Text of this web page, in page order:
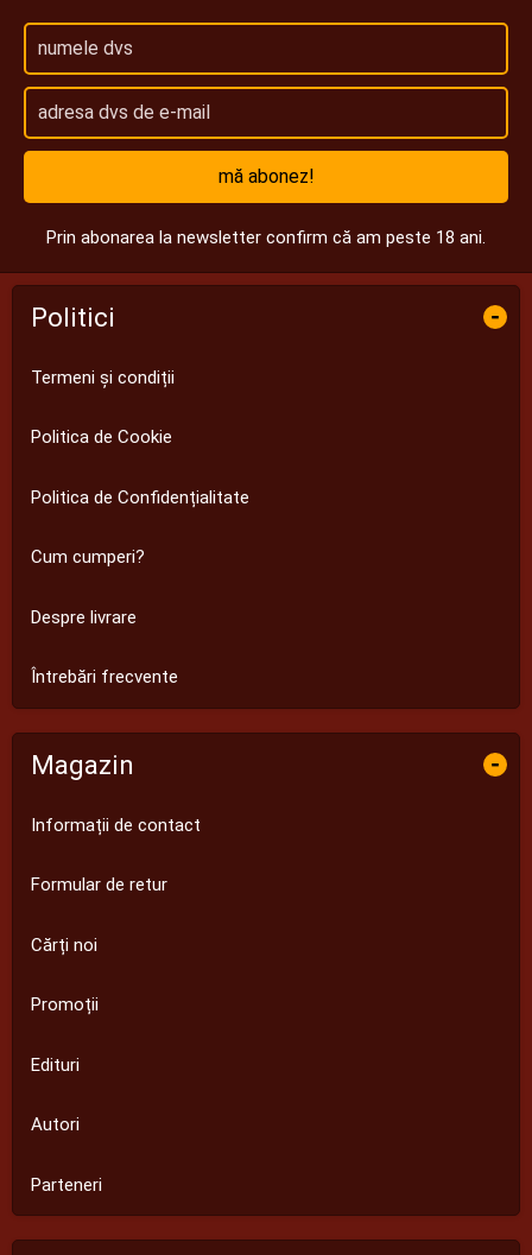
mă abonez!
Prin abonarea la newsletter confirm că am peste 18 ani.
Politici -
Termeni și condiții
Politica de Cookie
Politica de Confidențialitate
Cum cumperi?
Despre livrare
Întrebări frecvente
Magazin -
Informații de contact
Formular de retur
Cărți noi
Promoții
Edituri
Autori
Parteneri